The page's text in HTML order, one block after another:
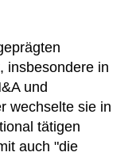
insbesondere in
und
wechselte sie in
tätigen
auch "die